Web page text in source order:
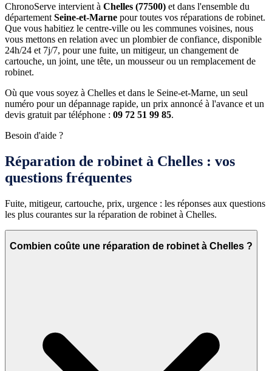
ChronoServe intervient à Chelles (77500) et dans l'ensemble du
département Seine-et-Marne pour toutes vos réparations de robinet.
Que vous habitiez le centre-ville ou les communes voisines, nous
vous mettons en relation avec un plombier de confiance, disponible
24h/24 et 7j/7, pour une fuite, un mitigeur, un changement de
cartouche, un joint, une tête, un mousseur ou un remplacement de
robinet.
Où que vous soyez à Chelles et dans le Seine-et-Marne, un seul
numéro pour un dépannage rapide, un prix annoncé à l'avance et un
devis gratuit par téléphone : 09 72 51 99 85.
Besoin d'aide ?
Réparation de robinet à Chelles : vos
questions fréquentes
Fuite, mitigeur, cartouche, prix, urgence : les réponses aux questions
les plus courantes sur la réparation de robinet à Chelles.
Combien coûte une réparation de robinet à Chelles ?